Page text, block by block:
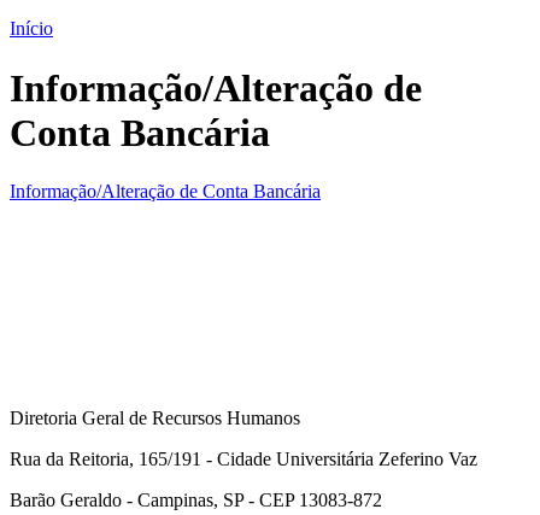
Início
Informação/Alteração de
Conta Bancária
Informação/Alteração de Conta Bancária
Diretoria Geral de Recursos Humanos
Rua da Reitoria, 165/191 - Cidade Universitária Zeferino Vaz
Barão Geraldo - Campinas, SP - CEP 13083-872